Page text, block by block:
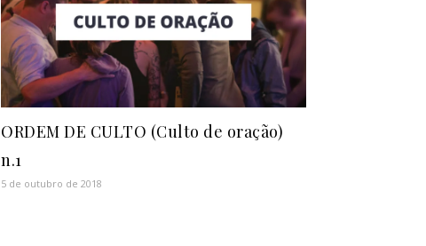
ORDEM DE CULTO (Culto de oração)
n.1
5 de outubro de 2018